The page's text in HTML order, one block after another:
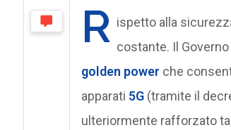
R ispetto alla
costante. Il
golden power che
apparati 5G (tramite il
ulteriormente rafforzato